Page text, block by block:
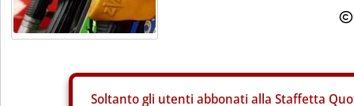
Soltanto gli utenti abbonati alla Staffetta